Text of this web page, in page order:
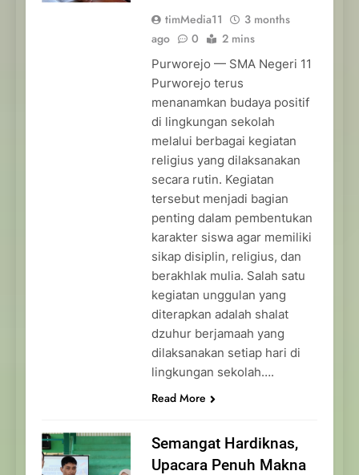
timMedia11
3 months
ago
0 2 mins
Purworejo — SMA Negeri 11
Purworejo terus
menanamkan budaya positif
di lingkungan sekolah
melalui berbagai kegiatan
religius yang dilaksanakan
secara rutin. Kegiatan
tersebut menjadi bagian
penting dalam pembentukan
karakter siswa agar memiliki
sikap disiplin, religius, dan
berakhlak mulia. Salah satu
kegiatan unggulan yang
diterapkan adalah shalat
dzuhur berjamaah yang
dilaksanakan setiap hari di
lingkungan sekolah….
Read More
Semangat Hardiknas,
Upacara Penuh Makna